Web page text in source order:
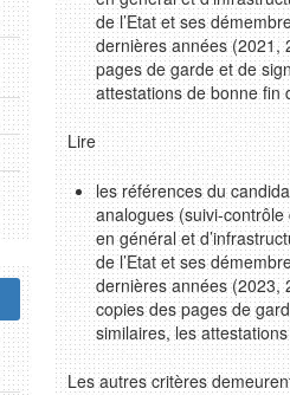
de l’Etat et ses
dernières années (2021,
pages de garde et de
attestations de bonne fin
Lire
les références du
analogues (suivi-
en général et
de l’Etat et ses
dernières années (2023,
copies des pages de
similaires, les
Les autres critères